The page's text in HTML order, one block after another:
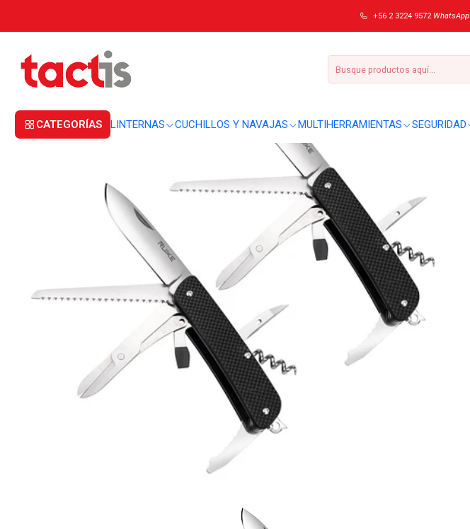
CATEGORÍAS LINTERNAS CUCHILLOS Y NAVAJAS MULTIHERRAMIENTAS SEGURIDAD
+56 2 3224 9572 WhatsApp